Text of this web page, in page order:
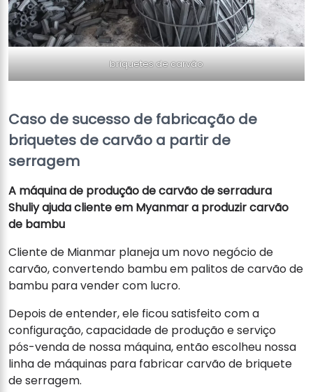
briquetes de carvão
Caso de sucesso de fabricação de
briquetes de carvão a partir de
serragem
A máquina de produção de carvão de serradura
Shuliy ajuda cliente em Myanmar a produzir carvão
de bambu
Cliente de Mianmar planeja um novo negócio de
carvão, convertendo bambu em palitos de carvão de
bambu para vender com lucro.
Depois de entender, ele ficou satisfeito com a
configuração, capacidade de produção e serviço
pós-venda de nossa máquina, então escolheu nossa
linha de máquinas para fabricar carvão de briquete
de serragem.